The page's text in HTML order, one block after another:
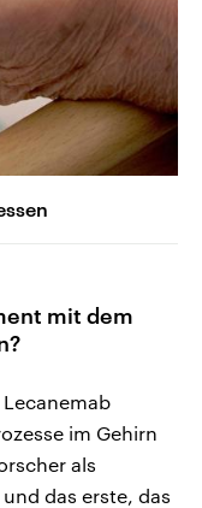
mit dem
im Gehirn
als
das erste, das